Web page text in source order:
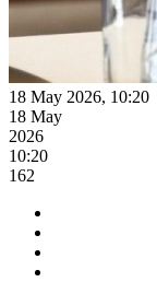
18 May 2026, 10:20
18 May
2026
10:20
162